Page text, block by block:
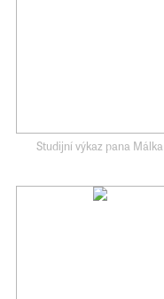
Studijní výkaz pana Málka